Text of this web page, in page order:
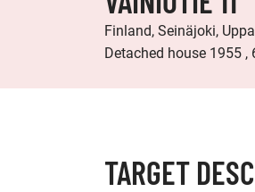
Finland, Seinäjoki, Uppa
Detached house 1955 ,
TARGET